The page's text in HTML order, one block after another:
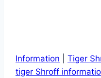
Information Tiger
tiger Shroff